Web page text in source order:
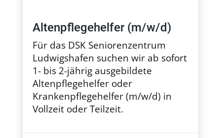
Altenpflegehelfer (m/w/d)
Für das DSK Seniorenzentrum
Ludwigshafen suchen wir ab sofort
1- bis 2-jährig ausgebildete
Altenpflegehelfer oder
Krankenpflegehelfer (m/w/d) in
Vollzeit oder Teilzeit.